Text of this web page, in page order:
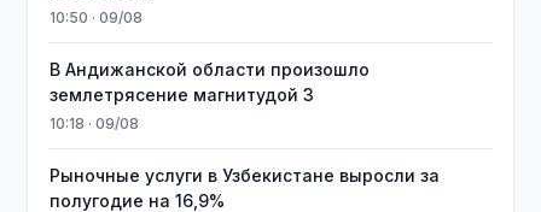
10:50 · 09/08
В Андижанской области произошло
землетрясение магнитудой 3
10:18 · 09/08
Рыночные услуги в Узбекистане выросли за
полугодие на 16,9%